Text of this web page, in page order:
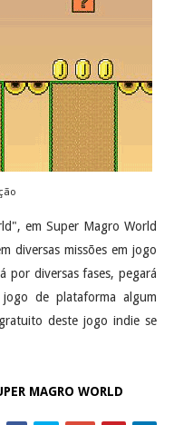
em Super Magro World
diversas missões em jogo
por diversas fases, pegará
de plataforma algum
deste jogo indie se
MAGRO WORLD